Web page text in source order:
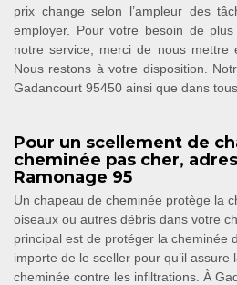
prix change selon l’ampleur des
employer. Pour votre besoin de
notre service, merci de nous mettre
Nous restons à votre disposition.
Gadancourt 95450 ainsi que dans
Pour un scellement de
cheminée pas cher,
Ramonage 95
Un chapeau de cheminée protège la
oiseaux ou autres débris dans votre
principal est de protéger la cheminée
importe de le sceller pour qu’il assure
cheminée contre les infiltrations. À